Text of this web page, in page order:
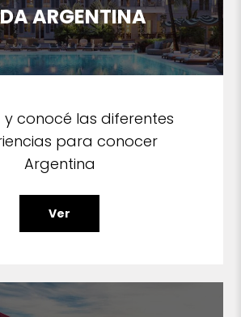
ARGENTINA
y conocé las diferentes
para conocer
Argentina
Ver